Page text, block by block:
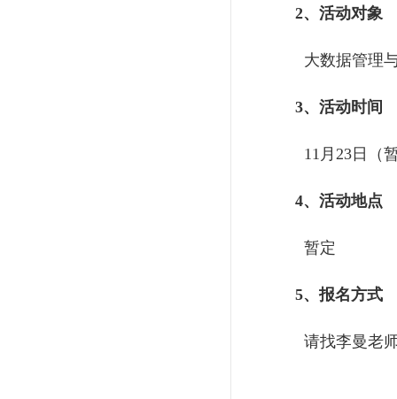
2、活动对象
大数据管理
3、活动时间
11月23日（
4、活动地点
暂定
5、报名方式
请找李曼老